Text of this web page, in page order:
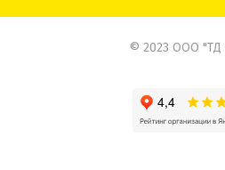
© 2023 ООО "ТД